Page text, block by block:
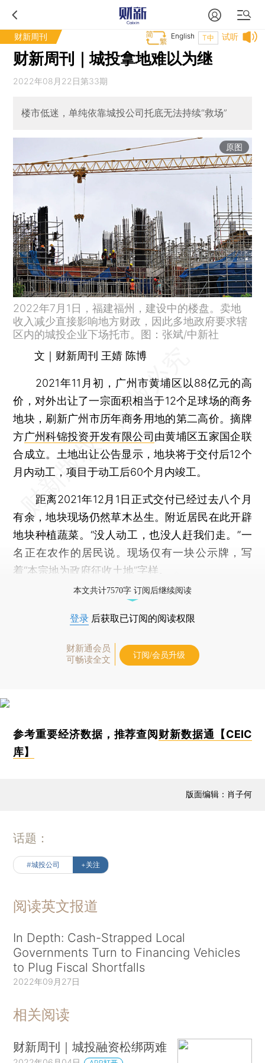
财新周刊 试听
T中
English
财新周刊｜城投拿地难以为继
2022年08月22日第33期
楼市低迷，单纯依靠城投公司托底无法持续“救场”
原图
2022年7月1日，福建福州，建设中的楼盘。卖地
收入减少直接影响地方财政，因此多地政府要求辖
区内的城投企业下场托市。图：张斌/中新社
文｜财新周刊 王婧 陈博
2021年11月初，广州市黄埔区以88亿元的高
价，对外出让了一宗面积相当于12个足球场的商务
地块，刷新广州市历年商务用地的第二高价。摘牌
方广州科锦投资开发有限公司由黄埔区五家国企联
合成立。土地出让公告显示，地块将于交付后12个
月内动工，项目于动工后60个月内竣工。
距离2021年12月1日正式交付已经过去八个月
有余，地块现场仍然草木丛生。附近居民在此开辟
地块种植蔬菜。“没人动工，也没人赶我们走。”一
名正在农作的居民说。现场仅有一块公示牌，写
着“本宗地为政府征收土地”字样。
本文共计7570字 订阅后继续阅读
登录 后获取已订阅的阅读权限
财新通会员
可畅读全文
订阅/会员升级
参考重要经济数据，推荐查阅财新数据通【CEIC
库】
版面编辑：肖子何
话题：
#城投公司 +关注
阅读英文报道
In Depth: Cash-Strapped Local
Governments Turn to Financing Vehicles
to Plug Fiscal Shortfalls
2022年09月27日
相关阅读
财新周刊｜城投融资松绑两难